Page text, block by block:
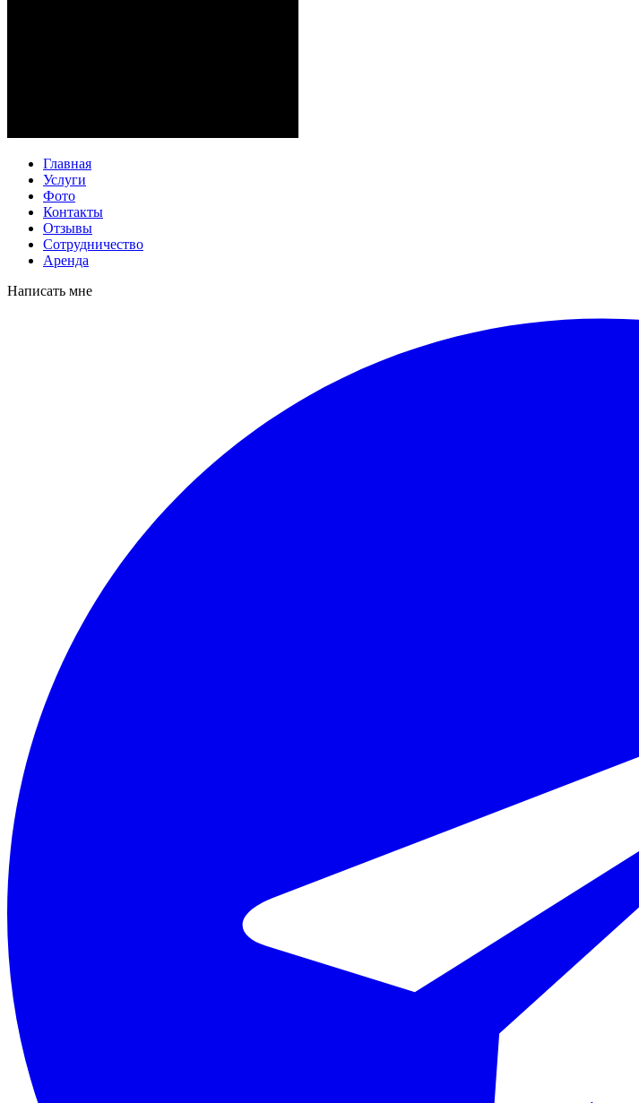
Главная
Услуги
Фото
Контакты
Отзывы
Сотрудничество
Аренда
Написать мне